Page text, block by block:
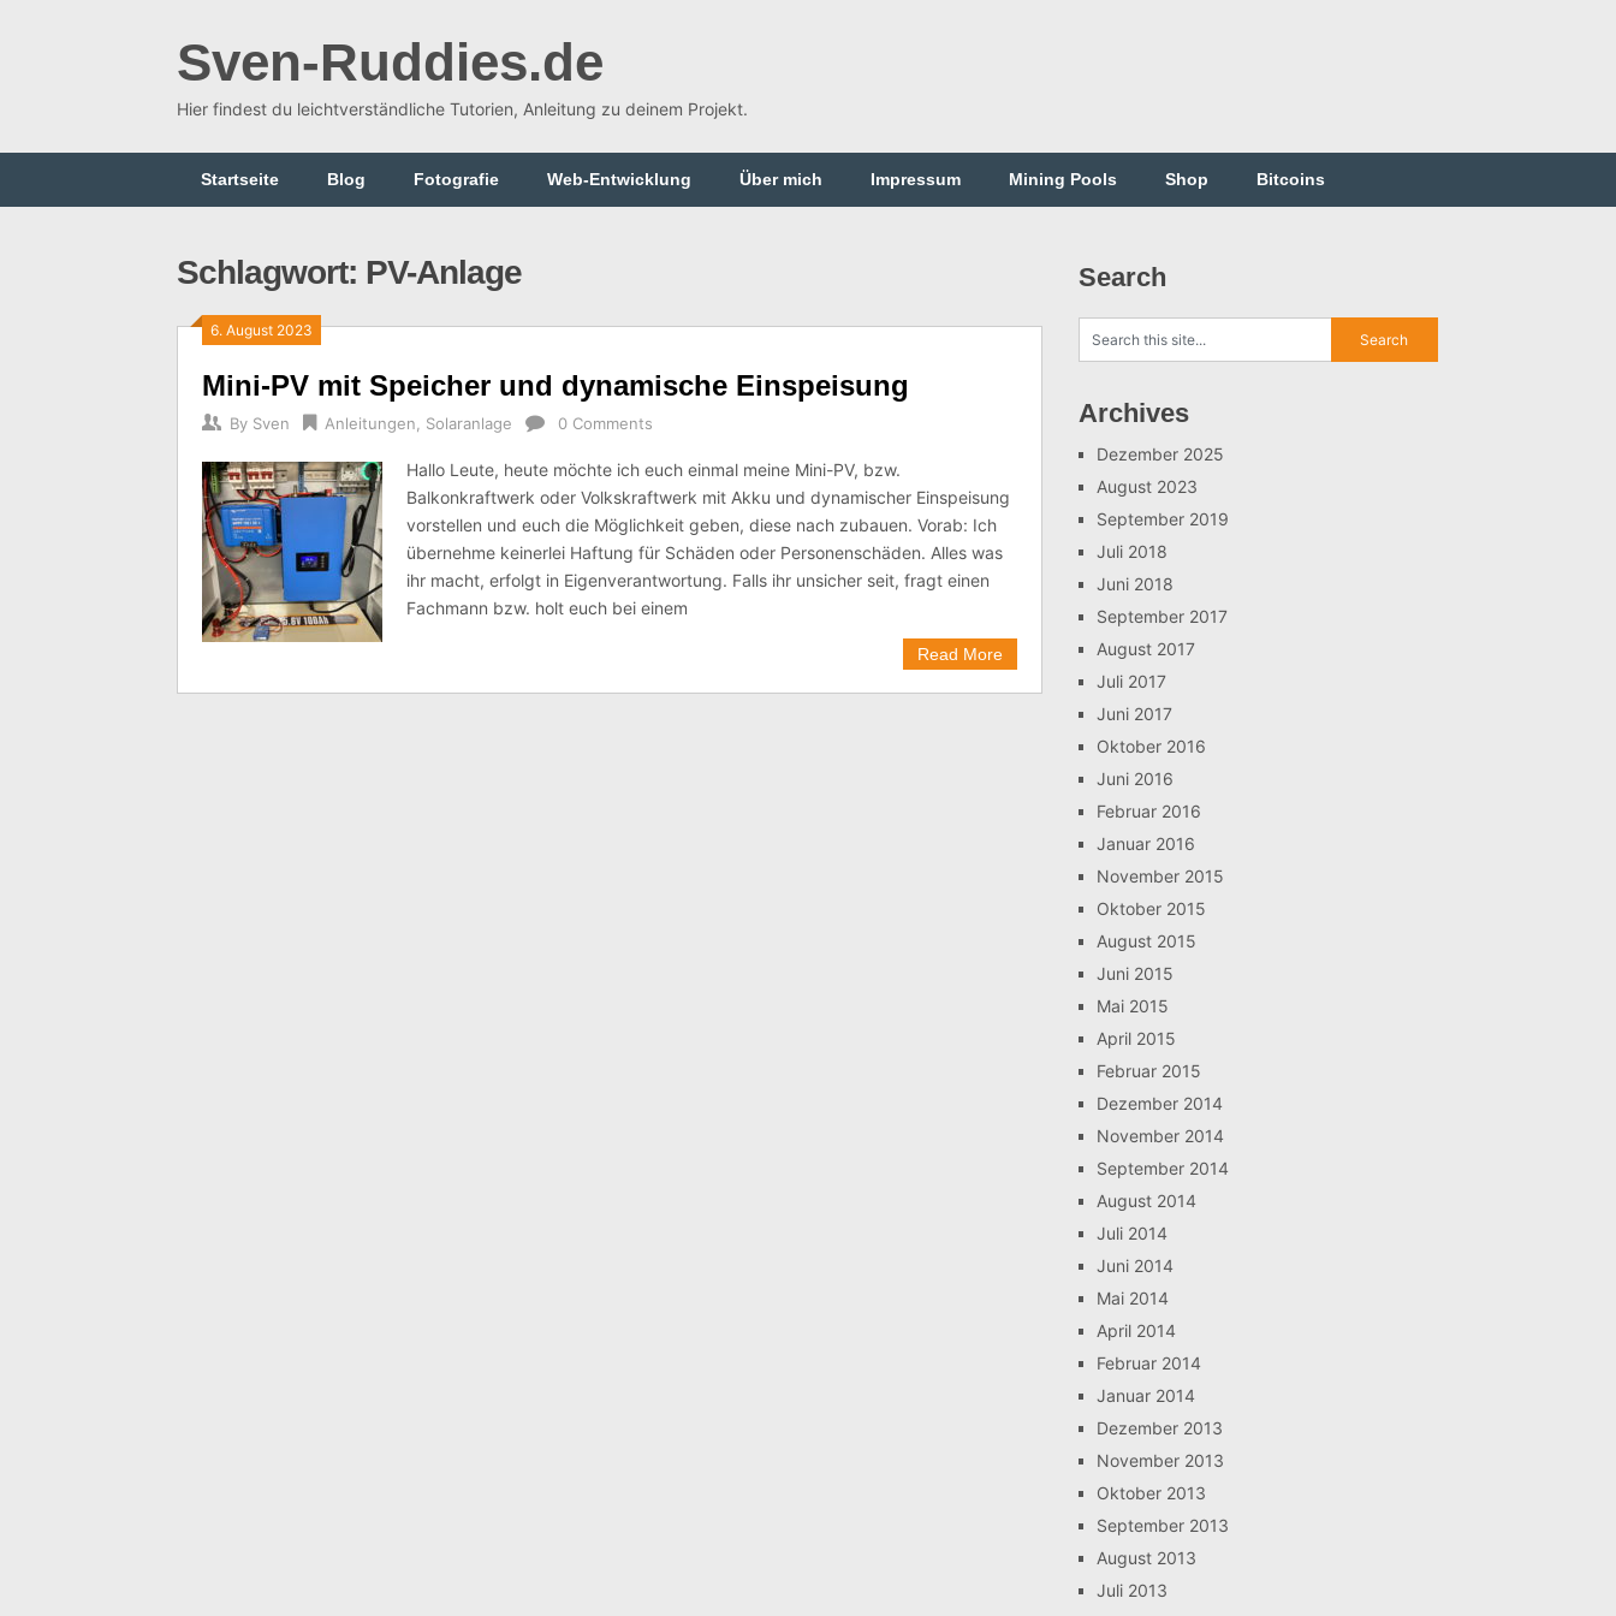
Sven-Ruddies.de
Hier findest du leichtverständliche Tutorien, Anleitung zu deinem Projekt.
Startseite Blog Fotografie Web-Entwicklung Über mich Impressum Mining Pools Shop Bitcoins
Schlagwort: PV-Anlage
6. August 2023
Mini-PV mit Speicher und dynamische Einspeisung
By Sven Anleitungen Solaranlage 0 Comments
Hallo Leute, heute möchte ich euch einmal meine Mini-PV, bzw.
Balkonkraftwerk oder Volkskraftwerk mit Akku und dynamischer Einspeisung
vorstellen und euch die Möglichkeit geben, diese nach zubauen. Vorab: Ich
übernehme keinerlei Haftung für Schäden oder Personenschäden. Alles was
ihr macht, erfolgt in Eigenverantwortung. Falls ihr unsicher seit, fragt einen
Fachmann bzw. holt euch bei einem
Read More
Search
Archives
Dezember 2025
August 2023
September 2019
Juli 2018
Juni 2018
September 2017
August 2017
Juli 2017
Juni 2017
Oktober 2016
Juni 2016
Februar 2016
Januar 2016
November 2015
Oktober 2015
August 2015
Juni 2015
Mai 2015
April 2015
Februar 2015
Dezember 2014
November 2014
September 2014
August 2014
Juli 2014
Juni 2014
Mai 2014
April 2014
Februar 2014
Januar 2014
Dezember 2013
November 2013
Oktober 2013
September 2013
August 2013
Juli 2013